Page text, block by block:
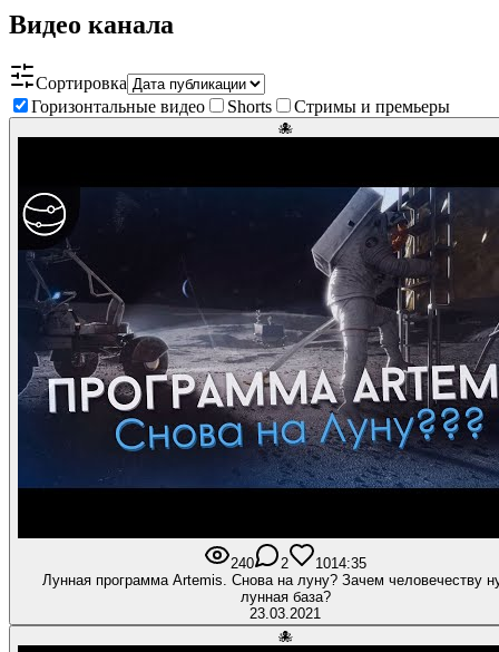
Видео канала
Сортировка
Горизонтальные видео
Shorts Стримы и премьеры
🐙
240 2 1014:35
Лунная программа Artemis. Снова на луну? Зачем человечеству
лунная база?
23.03.2021
🐙